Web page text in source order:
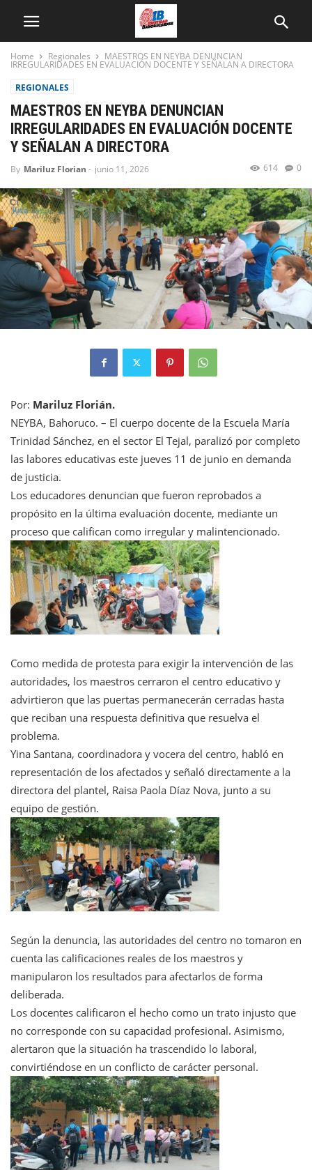
Home Regionales MAESTROS EN NEYBA DENUNCIAN
IRREGULARIDADES EN EVALUACIÓN DOCENTE Y SEÑALAN A DIRECTORA
REGIONALES
MAESTROS EN NEYBA DENUNCIAN
IRREGULARIDADES EN EVALUACIÓN DOCENTE
Y SEÑALAN A DIRECTORA
By Mariluz Florian - junio 11, 2026 0
614
Por: Mariluz Florián.
NEYBA, Bahoruco. – El cuerpo docente de la Escuela María
Trinidad Sánchez, en el sector El Tejal, paralizó por completo
las labores educativas este jueves 11 de junio en demanda
de justicia.
Los educadores denuncian que fueron reprobados a
propósito en la última evaluación docente, mediante un
proceso que califican como irregular y malintencionado.
Como medida de protesta para exigir la intervención de las
autoridades, los maestros cerraron el centro educativo y
advirtieron que las puertas permanecerán cerradas hasta
que reciban una respuesta definitiva que resuelva el
problema.
Yina Santana, coordinadora y vocera del centro, habló en
representación de los afectados y señaló directamente a la
directora del plantel, Raisa Paola Díaz Nova, junto a su
equipo de gestión.
Según la denuncia, las autoridades del centro no tomaron en
cuenta las calificaciones reales de los maestros y
manipularon los resultados para afectarlos de forma
deliberada.
Los docentes calificaron el hecho como un trato injusto que
no corresponde con su capacidad profesional. Asimismo,
alertaron que la situación ha trascendido lo laboral,
convirtiéndose en un conflicto de carácter personal.